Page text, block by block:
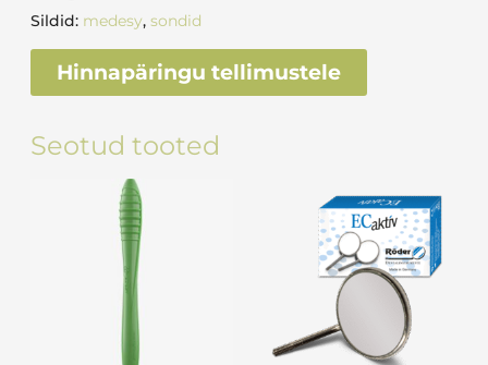
Sildid: medesy, sondid
Hinnapäringu tellimustele
Seotud tooted